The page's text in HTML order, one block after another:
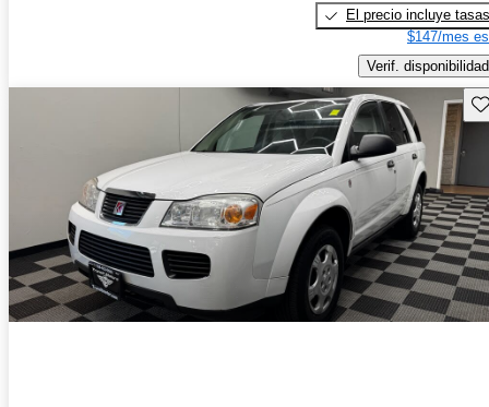
El precio incluye tasas
$147/mes
Verif. disponibilidad